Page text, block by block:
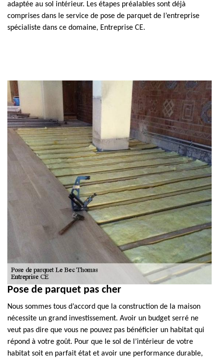
adaptée au sol intérieur. Les étapes préalables sont déjà
comprises dans le service de pose de parquet de l’entreprise
spécialiste dans ce domaine, Entreprise CE.
Pose de parquet pas cher
Nous sommes tous d’accord que la construction de la maison
nécessite un grand investissement. Avoir un budget serré ne
veut pas dire que vous ne pouvez pas bénéficier un habitat qui
répond à votre goût. Pour que le sol de l’intérieur de votre
habitat soit en parfait état et avoir une performance durable,